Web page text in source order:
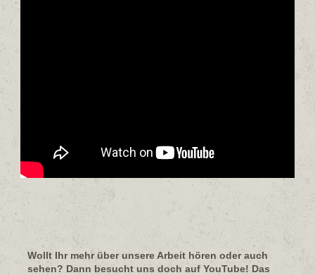
Wollt Ihr mehr über unsere Arbeit hören oder auch
sehen? Dann besucht uns doch auf YouTube! Das